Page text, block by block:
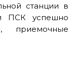
станции в
ПСК успешно
приемочные